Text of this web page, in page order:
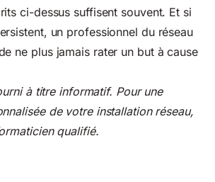
ci-dessus suffisent souvent. Et si
un professionnel du réseau
ne plus jamais rater un but à cause
à titre informatif. Pour une
de votre installation réseau,
qualifié.